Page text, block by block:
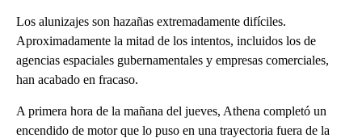
Los alunizajes son hazañas extremadamente difíciles.
Aproximadamente la mitad de los intentos, incluidos los de
agencias espaciales gubernamentales y empresas comerciales,
han acabado en fracaso.
A primera hora de la mañana del jueves, Athena completó un
encendido de motor que lo puso en una trayectoria fuera de la